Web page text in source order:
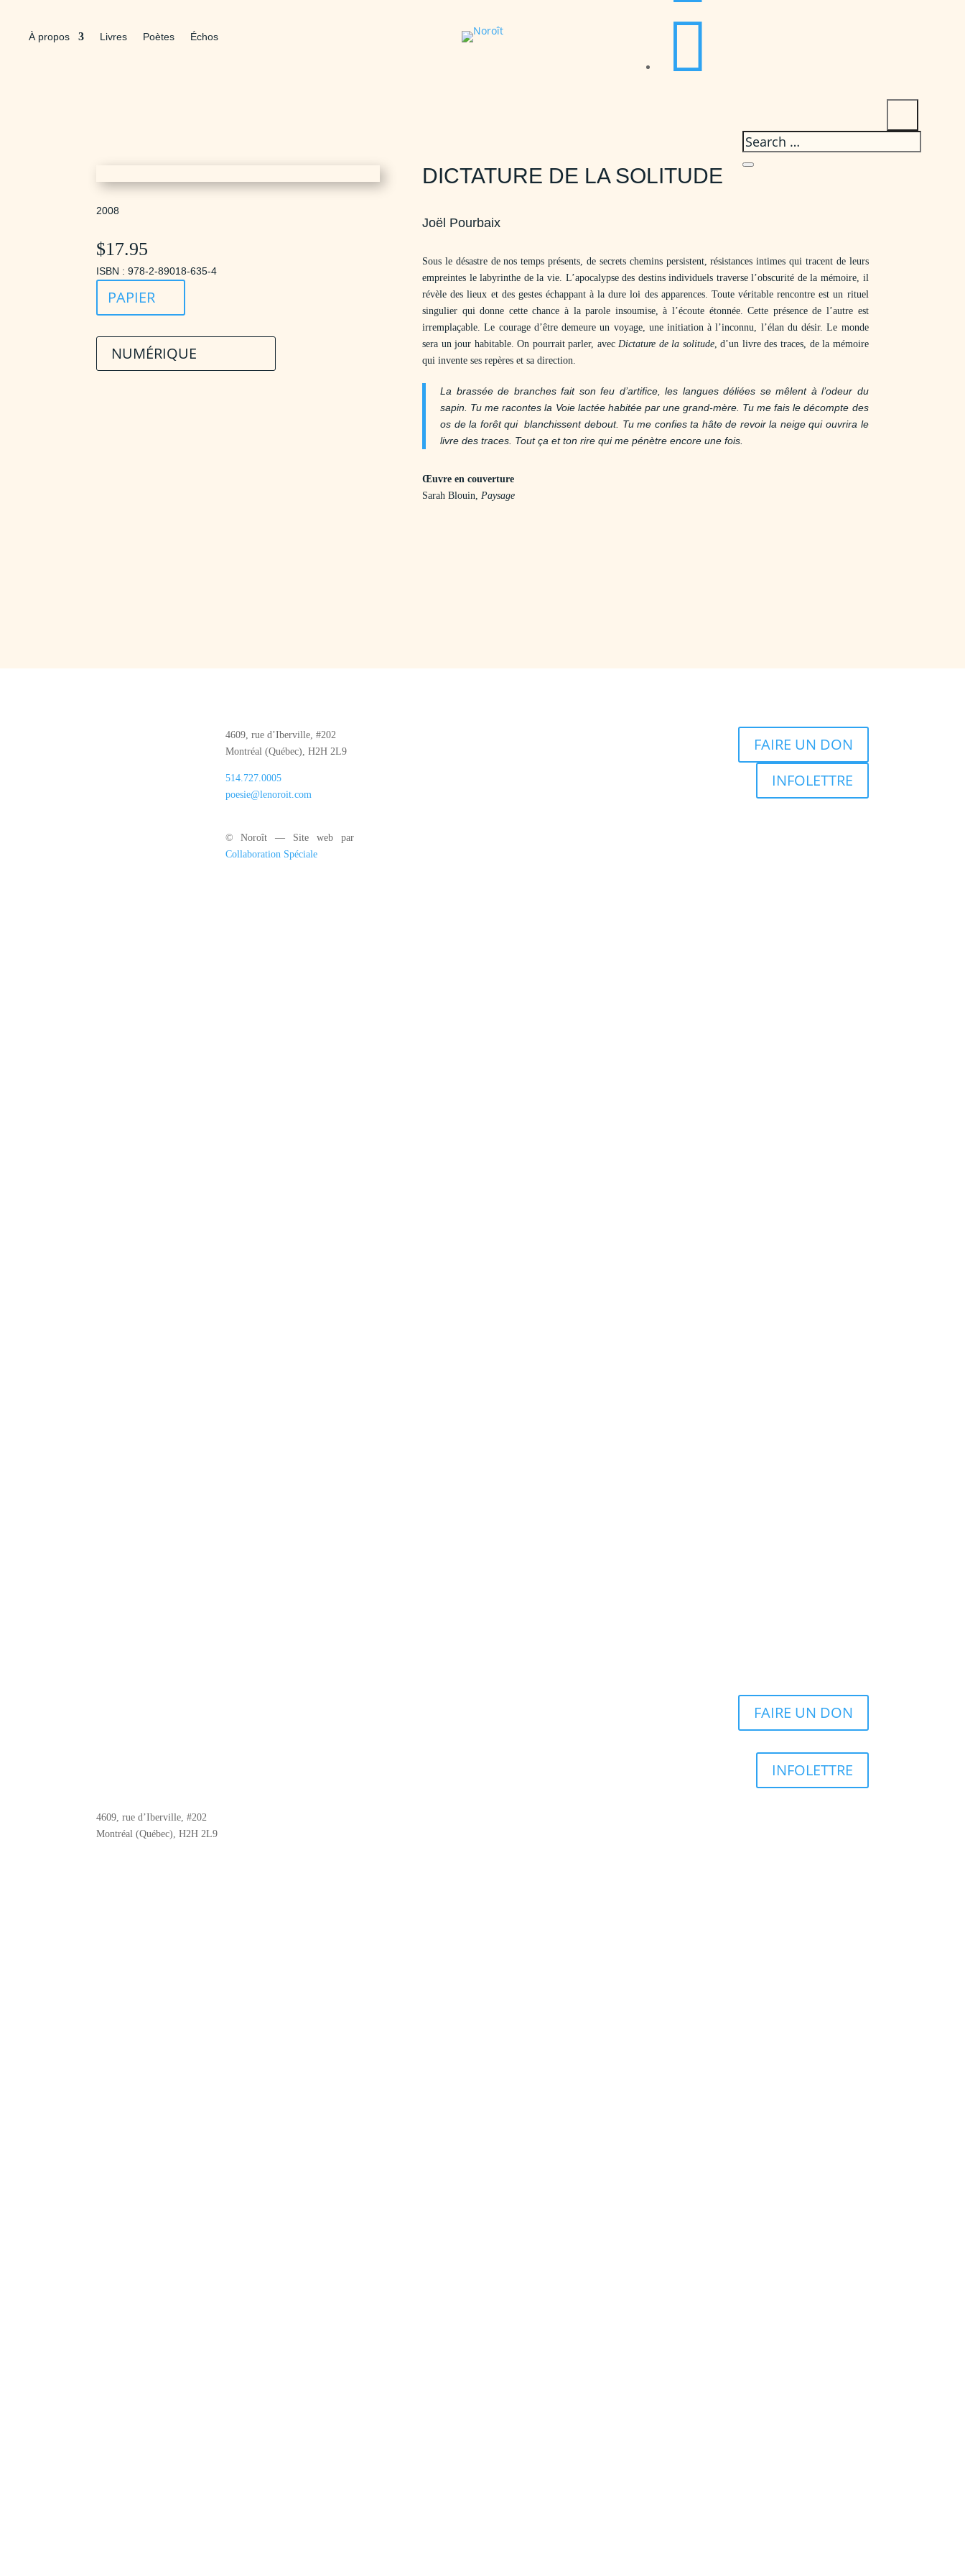
À propos Livres Poètes Échos

2008
$17.95
ISBN : 978-2-89018-635-4
PAPIER
NUMÉRIQUE
DICTATURE DE LA SOLITUDE
Joël Pourbaix
Sous le désastre de nos temps présents, de secrets chemins persistent, résistances intimes qui tracent de leurs
empreintes le labyrinthe de la vie. L’apocalypse des destins individuels traverse l’obscurité de la mémoire, il
révèle des lieux et des gestes échappant à la dure loi des apparences. Toute véritable rencontre est un rituel
singulier qui donne cette chance à la parole insoumise, à l’écoute étonnée. Cette présence de l’autre est
irremplaçable. Le courage d’être demeure un voyage, une initiation à l’inconnu, l’élan du désir. Le monde
sera un jour habitable. On pourrait parler, avec Dictature de la solitude, d’un livre des traces, de la mémoire
qui invente ses repères et sa direction.
La brassée de branches fait son feu d’artifice, les langues déliées se mêlent à l’odeur du
sapin. Tu me racontes la Voie lactée habitée par une grand-mère. Tu me fais le décompte des
os de la forêt qui blanchissent debout. Tu me confies ta hâte de revoir la neige qui ouvrira le
livre des traces. Tout ça et ton rire qui me pénètre encore une fois.
Œuvre en couverture
Sarah Blouin, Paysage
4609, rue d’Iberville, #202
Montréal (Québec), H2H 2L9
514.727.0005
poesie@lenoroit.com
© Noroît — Site web par
Collaboration Spéciale
FAIRE UN DON
INFOLETTRE
FAIRE UN DON
INFOLETTRE
4609, rue d’Iberville, #202
Montréal (Québec), H2H 2L9